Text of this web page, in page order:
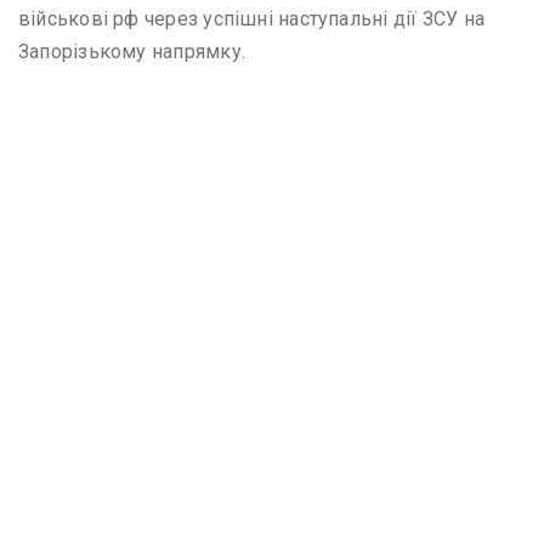
військові рф через успішні наступальні дії ЗСУ на
Запорізькому напрямку.